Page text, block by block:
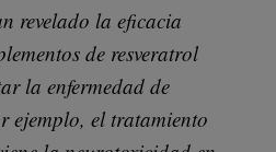
revelado la eficacia
de resveratrol
la enfermedad de
ejemplo, el tratamiento